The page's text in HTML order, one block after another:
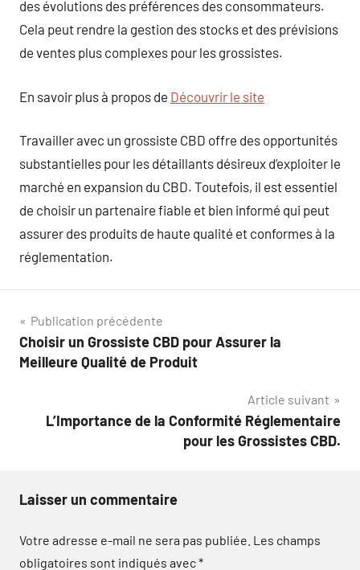
des évolutions des préférences des consommateurs.
Cela peut rendre la gestion des stocks et des prévisions
de ventes plus complexes pour les grossistes.
En savoir plus à propos de Découvrir le site
Travailler avec un grossiste CBD offre des opportunités
substantielles pour les détaillants désireux d’exploiter le
marché en expansion du CBD. Toutefois, il est essentiel
de choisir un partenaire fiable et bien informé qui peut
assurer des produits de haute qualité et conformes à la
réglementation.
Navigation
de
Publication précédente
Choisir un Grossiste CBD pour Assurer la
Meilleure Qualité de Produit
Article suivant
L’Importance de la Conformité Réglementaire
pour les Grossistes CBD.
Laisser un commentaire
Votre adresse e-mail ne sera pas publiée. Les champs
obligatoires sont indiqués avec*